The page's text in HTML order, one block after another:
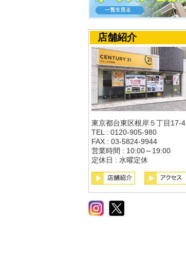
店舗紹介
東京都台東区根岸５丁目17-4
TEL : 0120-905-980
FAX : 03-5824-9944
営業時間 : 10:00～19:00
定休日 : 水曜定休